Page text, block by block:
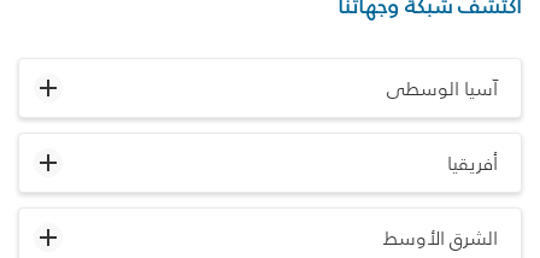
آسيا الوسطى
أفريقيا
الشرق الأوسط